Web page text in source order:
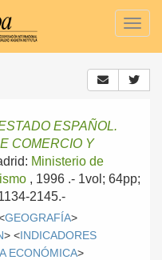
ESPAÑOL.
COMERCIO Y
Ministerio de
, 1996 .- 1vol; 64pp;
2145.-
GEOGRAFÍA>
> <INDICADORES
ECONÓMICA>